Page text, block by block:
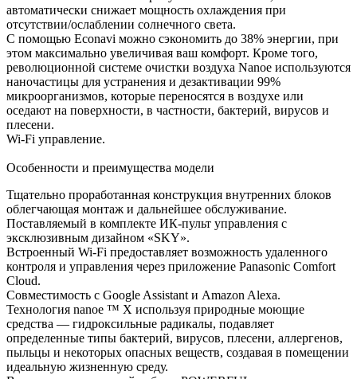
автоматически снижает мощность охлаждения при
отсутствии/ослаблении солнечного света.
С помощью Econavi можно сэкономить до 38% энергии, при
этом максимально увеличивая ваш комфорт. Кроме того,
революционной системе очистки воздуха Nanoe используются
наночастицы для устранения и дезактивации 99%
микроорганизмов, которые переносятся в воздухе или
оседают на поверхности, в частности, бактерий, вирусов и
плесени.
Wi-Fi управление.
Особенности и преимущества модели
Тщательно проработанная конструкция внутренних блоков
облегчающая монтаж и дальнейшее обслуживание.
Поставляемый в комплекте ИК-пульт управления с
эксклюзивным дизайном «SKY».
Встроенный Wi-Fi предоставляет возможность удаленного
контроля и управления через приложение Panasonic Comfort
Cloud.
Совместимость с Google Assistant и Amazon Alexa.
Технология nanoe ™ X используя природные моющие
средства — гидроксильные радикалы, подавляет
определенные типы бактерий, вирусов, плесени, аллергенов,
пыльцы и некоторых опасных веществ, создавая в помещении
идеальную жизненную среду.